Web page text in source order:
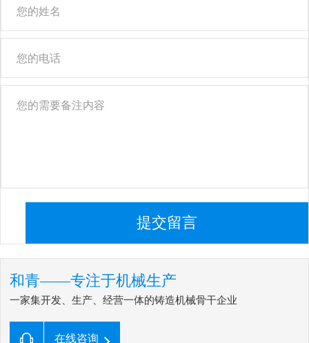
提交留言
和青——专注于机械生产
一家集开发、生产、经营一体的铸造机械骨干企业
在线咨询